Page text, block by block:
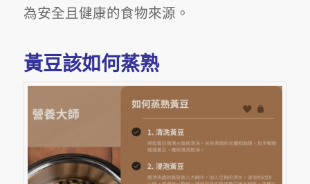
為安全且健康的食物來源。
黃豆該如何蒸熟